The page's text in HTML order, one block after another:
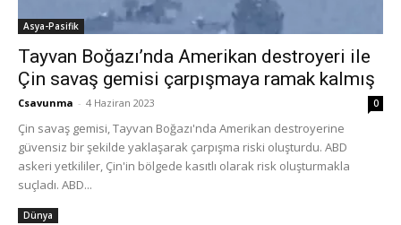
Asya-Pasifik
Tayvan Boğazı’nda Amerikan destroyeri ile
Çin savaş gemisi çarpışmaya ramak kalmış
Csavunma - 4 Haziran 2023 0
Çin savaş gemisi, Tayvan Boğazı'nda Amerikan destroyerine
güvensiz bir şekilde yaklaşarak çarpışma riski oluşturdu. ABD
askeri yetkililer, Çin'in bölgede kasıtlı olarak risk oluşturmakla
suçladı. ABD...
Dünya